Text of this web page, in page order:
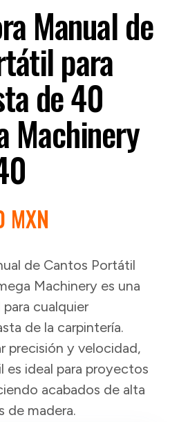
Manual de
para
de 40
Machinery
MXN.
ACTUAL
ES:
$9,600 MXN.
de Cantos Portátil
Machinery es una
cualquier
de la carpintería.
precisión y velocidad,
es ideal para proyectos
acabados de alta
de madera.